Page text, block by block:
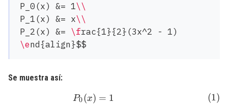
P_0(x) &= 1\\
P_1(x) &= x\\
P_2(x) &= \f
\e
Se muestra así:
\begin{align} P_0(x)
P0(x) = 1